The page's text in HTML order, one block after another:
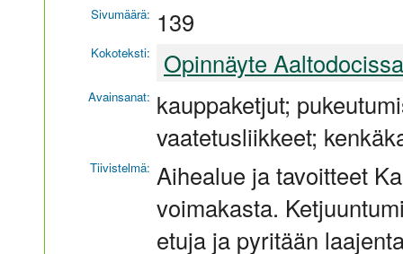
Sivumäärä: 139
Kokoteksti: Opinnäyte Aaltodocissa
Avainsanat: kauppaketjut;
vaatetusliikkeet;
Tiivistelmä: Aihealue ja tavoitteet
voimakasta.
etuja ja pyritään